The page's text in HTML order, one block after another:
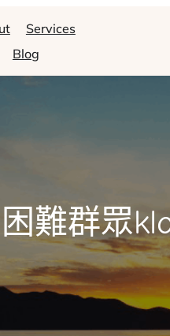
Services
Blog
難群眾